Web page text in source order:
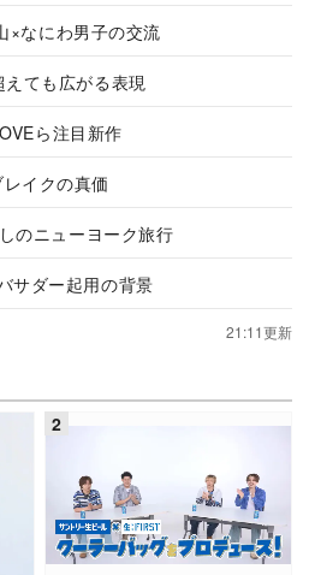
×なにわ男子の交流
ても広がる表現
ら注目新作
イクの真価
のニューヨーク旅行
サダー起用の背景
21:11更新